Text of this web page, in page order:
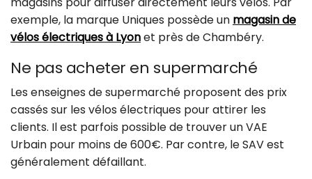
exemple, la marque Uniques possède un magasin de
vélos électriques à Lyonet près de Chambéry.
Ne pas acheter en supermarché
Les enseignes de supermarché proposent des prix
cassés sur les vélos électriques pour attirer les
clients. Il est parfois possible de trouver un VAE
Urbain pour moins de 600€. Par contre, le SAV est
généralement défaillant.